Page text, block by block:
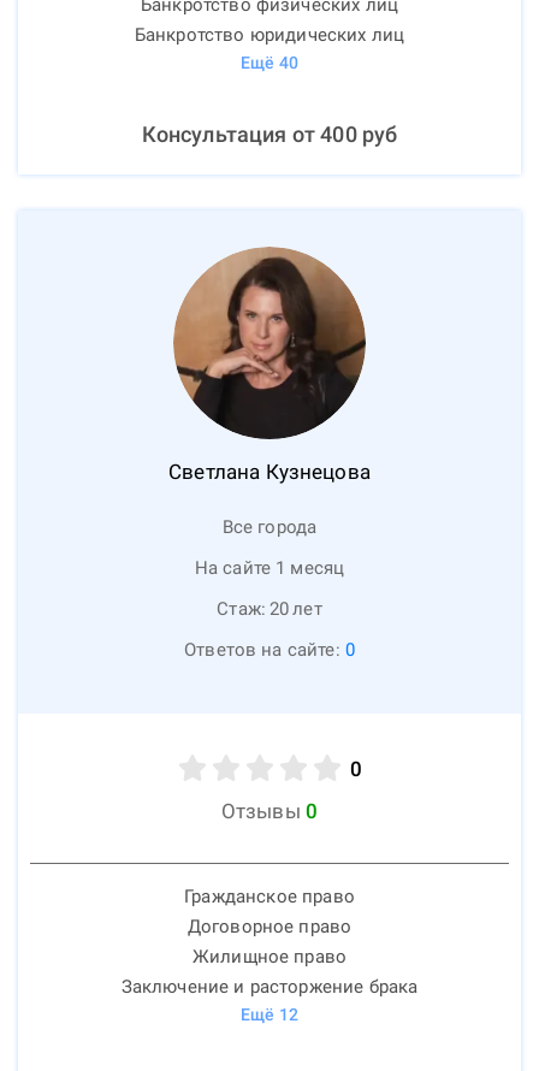
Банкротство физических лиц
Банкротство юридических лиц
Ещё 40
Консультация от400руб
Светлана Кузнецова
Все города
На сайте 1 месяц
Стаж: 20лет
Ответов на сайте: 0
0
Отзывы 0
Гражданское право
Договорное право
Жилищное право
Заключение и расторжение брака
Ещё 12